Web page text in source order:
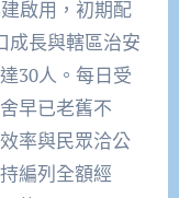
啟用，初期配
成長與轄區治安
30人。每日受
早已老舊不
率與民眾洽公
編列全額經